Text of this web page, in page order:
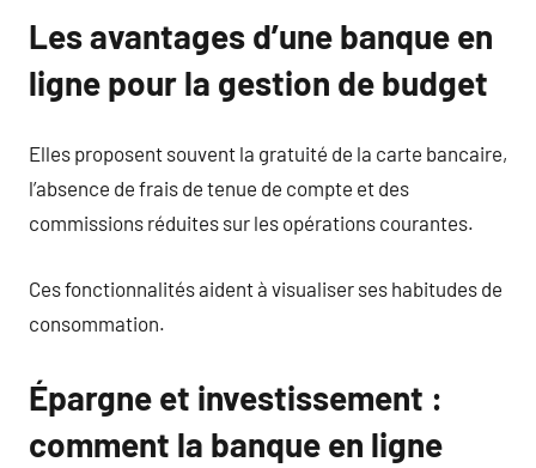
Les avantages d’une banque en
ligne pour la gestion de budget
Elles proposent souvent la gratuité de la carte bancaire,
l’absence de frais de tenue de compte et des
commissions réduites sur les opérations courantes.
Ces fonctionnalités aident à visualiser ses habitudes de
consommation.
Épargne et investissement :
comment la banque en ligne